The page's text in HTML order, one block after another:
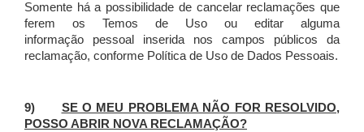
Somente há a possibilidade de cancelar reclamações que
ferem os Temos de Uso ou editar alguma
informação pessoal inserida nos campos públicos da
reclamação, conforme Política de Uso de Dados Pessoais.
9) SE O MEU PROBLEMA NÃO FOR RESOLVIDO,
POSSO ABRIR NOVA RECLAMAÇÃO?